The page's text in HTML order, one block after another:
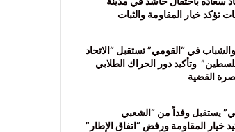
تؤكد خيار المقاومة والثبات
في “القومي” تستقبل “الاتحاد
وتأكيد دور الحراك الطلابي
القضية
يستقبل وفداً من “الشعبي
خيار المقاومة ورفض “اتفاق الإطار”